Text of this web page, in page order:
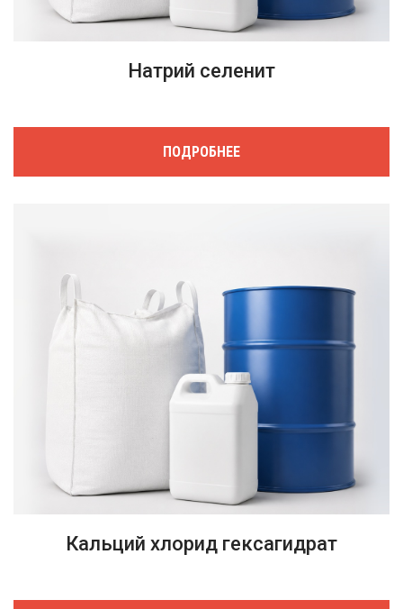
Натрий селенит
ПОДРОБНЕЕ
Кальций хлорид гексагидрат